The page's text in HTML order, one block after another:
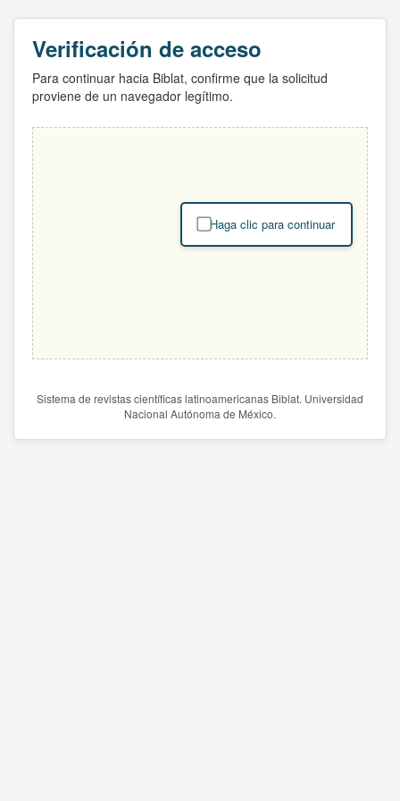
Verificación de acceso
Para continuar hacia Biblat, confirme que la solicitud
proviene de un navegador legítimo.
Haga clic para continuar
Sistema de revistas científicas latinoamericanas Biblat. Universidad
Nacional Autónoma de México.